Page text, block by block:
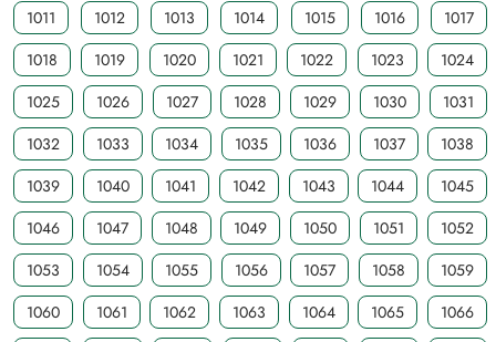
1011
1012 1013 1014 1015 1016
1017
1018
1019 1020 1021 1022 1023
1024
1025
1026 1027 1028 1029 1030
1031
1032
1033 1034 1035 1036 1037
1038
1039
1040 1041 1042 1043 1044
1045
1046
1047 1048 1049 1050 1051
1052
1053
1054 1055 1056 1057 1058
1059
1060
1061 1062 1063 1064 1065
1066